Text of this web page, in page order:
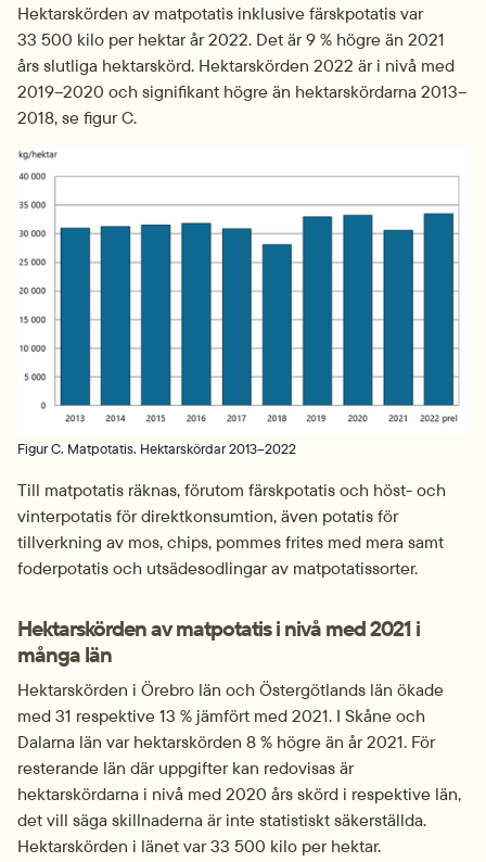
Hektarskörden av matpotatis inklusive färskpotatis var
33 500 kilo per hektar år 2022. Det är 9 % högre än 2021
års slutliga hektarskörd. Hektarskörden 2022 är i nivå med
2019–2020 och signifikant högre än hektarskördarna 2013–
2018, se figur C.
Figur C. Matpotatis. Hektarskördar 2013–2022
Till matpotatis räknas, förutom färskpotatis och höst- och
vinterpotatis för direktkonsumtion, även potatis för
tillverkning av mos, chips, pommes frites med mera samt
foderpotatis och utsädesodlingar av matpotatissorter.
Hektarskörden av matpotatis i nivå med 2021 i
många län
Hektarskörden i Örebro län och Östergötlands län ökade
med 31 respektive 13 % jämfört med 2021. I Skåne och
Dalarna län var hektarskörden 8 % högre än år 2021. För
resterande län där uppgifter kan redovisas är
hektarskördarna i nivå med 2020 års skörd i respektive län,
det vill säga skillnaderna är inte statistiskt säkerställda.
Hektarskörden i länet var 33 500 kilo per hektar.